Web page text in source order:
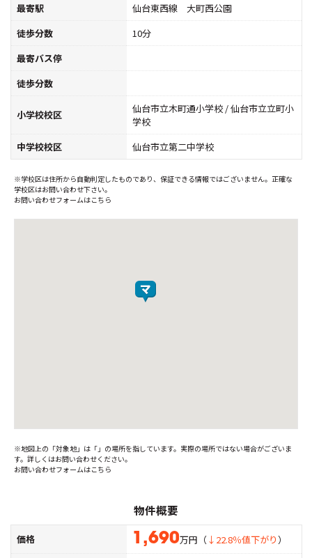
最寄駅
仙台東西線 大町西公園
徒歩分数
10分
最寄バス停
徒歩分数
小学校校区
仙台市立木町通小学校 / 仙台市立立町小
学校
中学校校区
仙台市立第二中学校
※学校区は住所から自動判定したものであり、保証できる情報ではございません。正確な
学校区はお問い合わせ下さい。
お問い合わせフォームはこちら
※地図上の「対象地」は「」の場所を指しています。実際の場所ではない場合がございま
す。詳しくはお問い合わせください。
お問い合わせフォームはこちら
物件概要
価格 1,690万円（↓22.8％値下がり）